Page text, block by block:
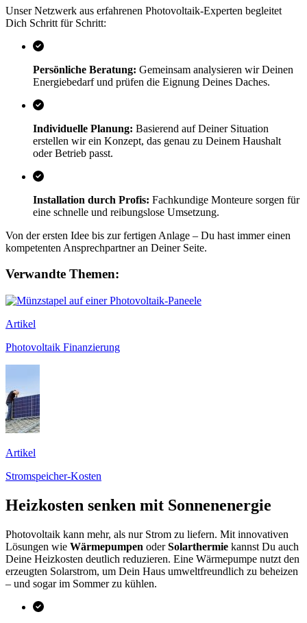
Unser Netzwerk aus erfahrenen Photovoltaik-Experten begleitet
Dich Schritt für Schritt:
Persönliche Beratung: Gemeinsam analysieren wir Deinen
Energiebedarf und prüfen die Eignung Deines Daches.
Individuelle Planung: Basierend auf Deiner Situation
erstellen wir ein Konzept, das genau zu Deinem Haushalt
oder Betrieb passt.
Installation durch Profis: Fachkundige Monteure sorgen für
eine schnelle und reibungslose Umsetzung.
Von der ersten Idee bis zur fertigen Anlage – Du hast immer einen
kompetenten Ansprechpartner an Deiner Seite.
Verwandte Themen:
Artikel
Photovoltaik Finanzierung
Artikel
Stromspeicher-Kosten
Heizkosten senken mit Sonnenenergie
Photovoltaik kann mehr, als nur Strom zu liefern. Mit innovativen
Lösungen wie Wärmepumpen oderSolarthermie kannst Du auch
Deine Heizkosten deutlich reduzieren. Eine Wärmepumpe nutzt den
erzeugten Solarstrom, um Dein Haus umweltfreundlich zu beheizen
– und sogar im Sommer zu kühlen.